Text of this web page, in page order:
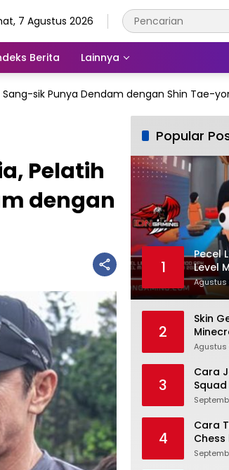
7 Agustus 2026
Berita Lainnya
sik Punya Dendam dengan Shin Tae-
Pelatih
dengan
Popular
1
Pecel
Level
Agustus
2
Skin
2025
Agustus
3
Cara
Mudah
4
Cara
Chess